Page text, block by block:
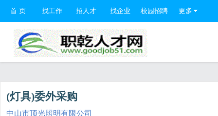
首 页 找工作 招人才 找企业 校园招聘 更多
(灯具)委外采购
中山市顶光照明有限公司